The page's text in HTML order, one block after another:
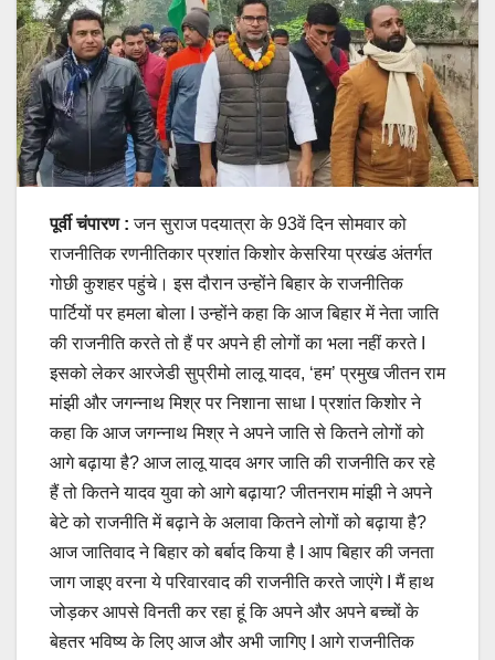
पूर्वी चंपारण :जन सुराज पदयात्रा के 93वें दिन सोमवार को
राजनीतिक रणनीतिकार प्रशांत किशोर केसरिया प्रखंड अंतर्गत
गोछी कुशहर पहुंचे। इस दौरान उन्होंने बिहार के राजनीतिक
पार्टियों पर हमला बोला I उन्होंने कहा कि आज बिहार में नेता जाति
की राजनीति करते तो हैं पर अपने ही लोगों का भला नहीं करते I
इसको लेकर आरजेडी सुप्रीमो लालू यादव, ‘हम’ प्रमुख जीतन राम
मांझी और जगन्नाथ मिश्र पर निशाना साधा I प्रशांत किशोर ने
कहा कि आज जगन्नाथ मिश्र ने अपने जाति से कितने लोगों को
आगे बढ़ाया है? आज लालू यादव अगर जाति की राजनीति कर रहे
हैं तो कितने यादव युवा को आगे बढ़ाया? जीतनराम मांझी ने अपने
बेटे को राजनीति में बढ़ाने के अलावा कितने लोगों को बढ़ाया है?
आज जातिवाद ने बिहार को बर्बाद किया है I आप बिहार की जनता
जाग जाइए वरना ये परिवारवाद की राजनीति करते जाएंगे I मैं हाथ
जोड़कर आपसे विनती कर रहा हूं कि अपने और अपने बच्चों के
बेहतर भविष्य के लिए आज और अभी जागिए I आगे राजनीतिक